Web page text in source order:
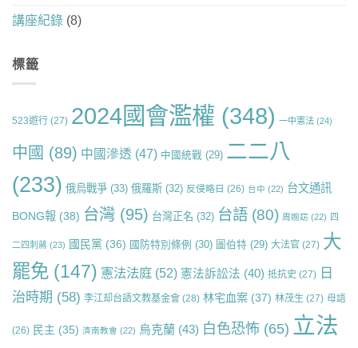
講座紀錄 (8)
標籤
523遊行 (27) 2024國會濫權 (348) 一中憲法 (24)
中國 (89) 中國滲透 (47) 中國統戰 (29) 二二八
(233) 俄烏戰爭 (33) 俄羅斯 (32) 反侵略日 (26) 台中 (22) 台文通訊
BONG報 (38) 台灣 (95) 台灣正名 (32) 台語 (80) 周婉窈 (22) 四
二四刺蔣 (23) 國民黨 (36) 國防特別條例 (30) 圖伯特 (29) 大法官 (27) 大
罷免 (147) 憲法法庭 (52) 憲法訴訟法 (40) 抵抗史 (27) 日
治時期 (58) 李江却台語文教基金會 (28) 林宅血案 (37) 林茂生 (27) 母語
(26) 民主 (35) 濟南教會 (22) 烏克蘭 (43) 白色恐怖 (65) 立法